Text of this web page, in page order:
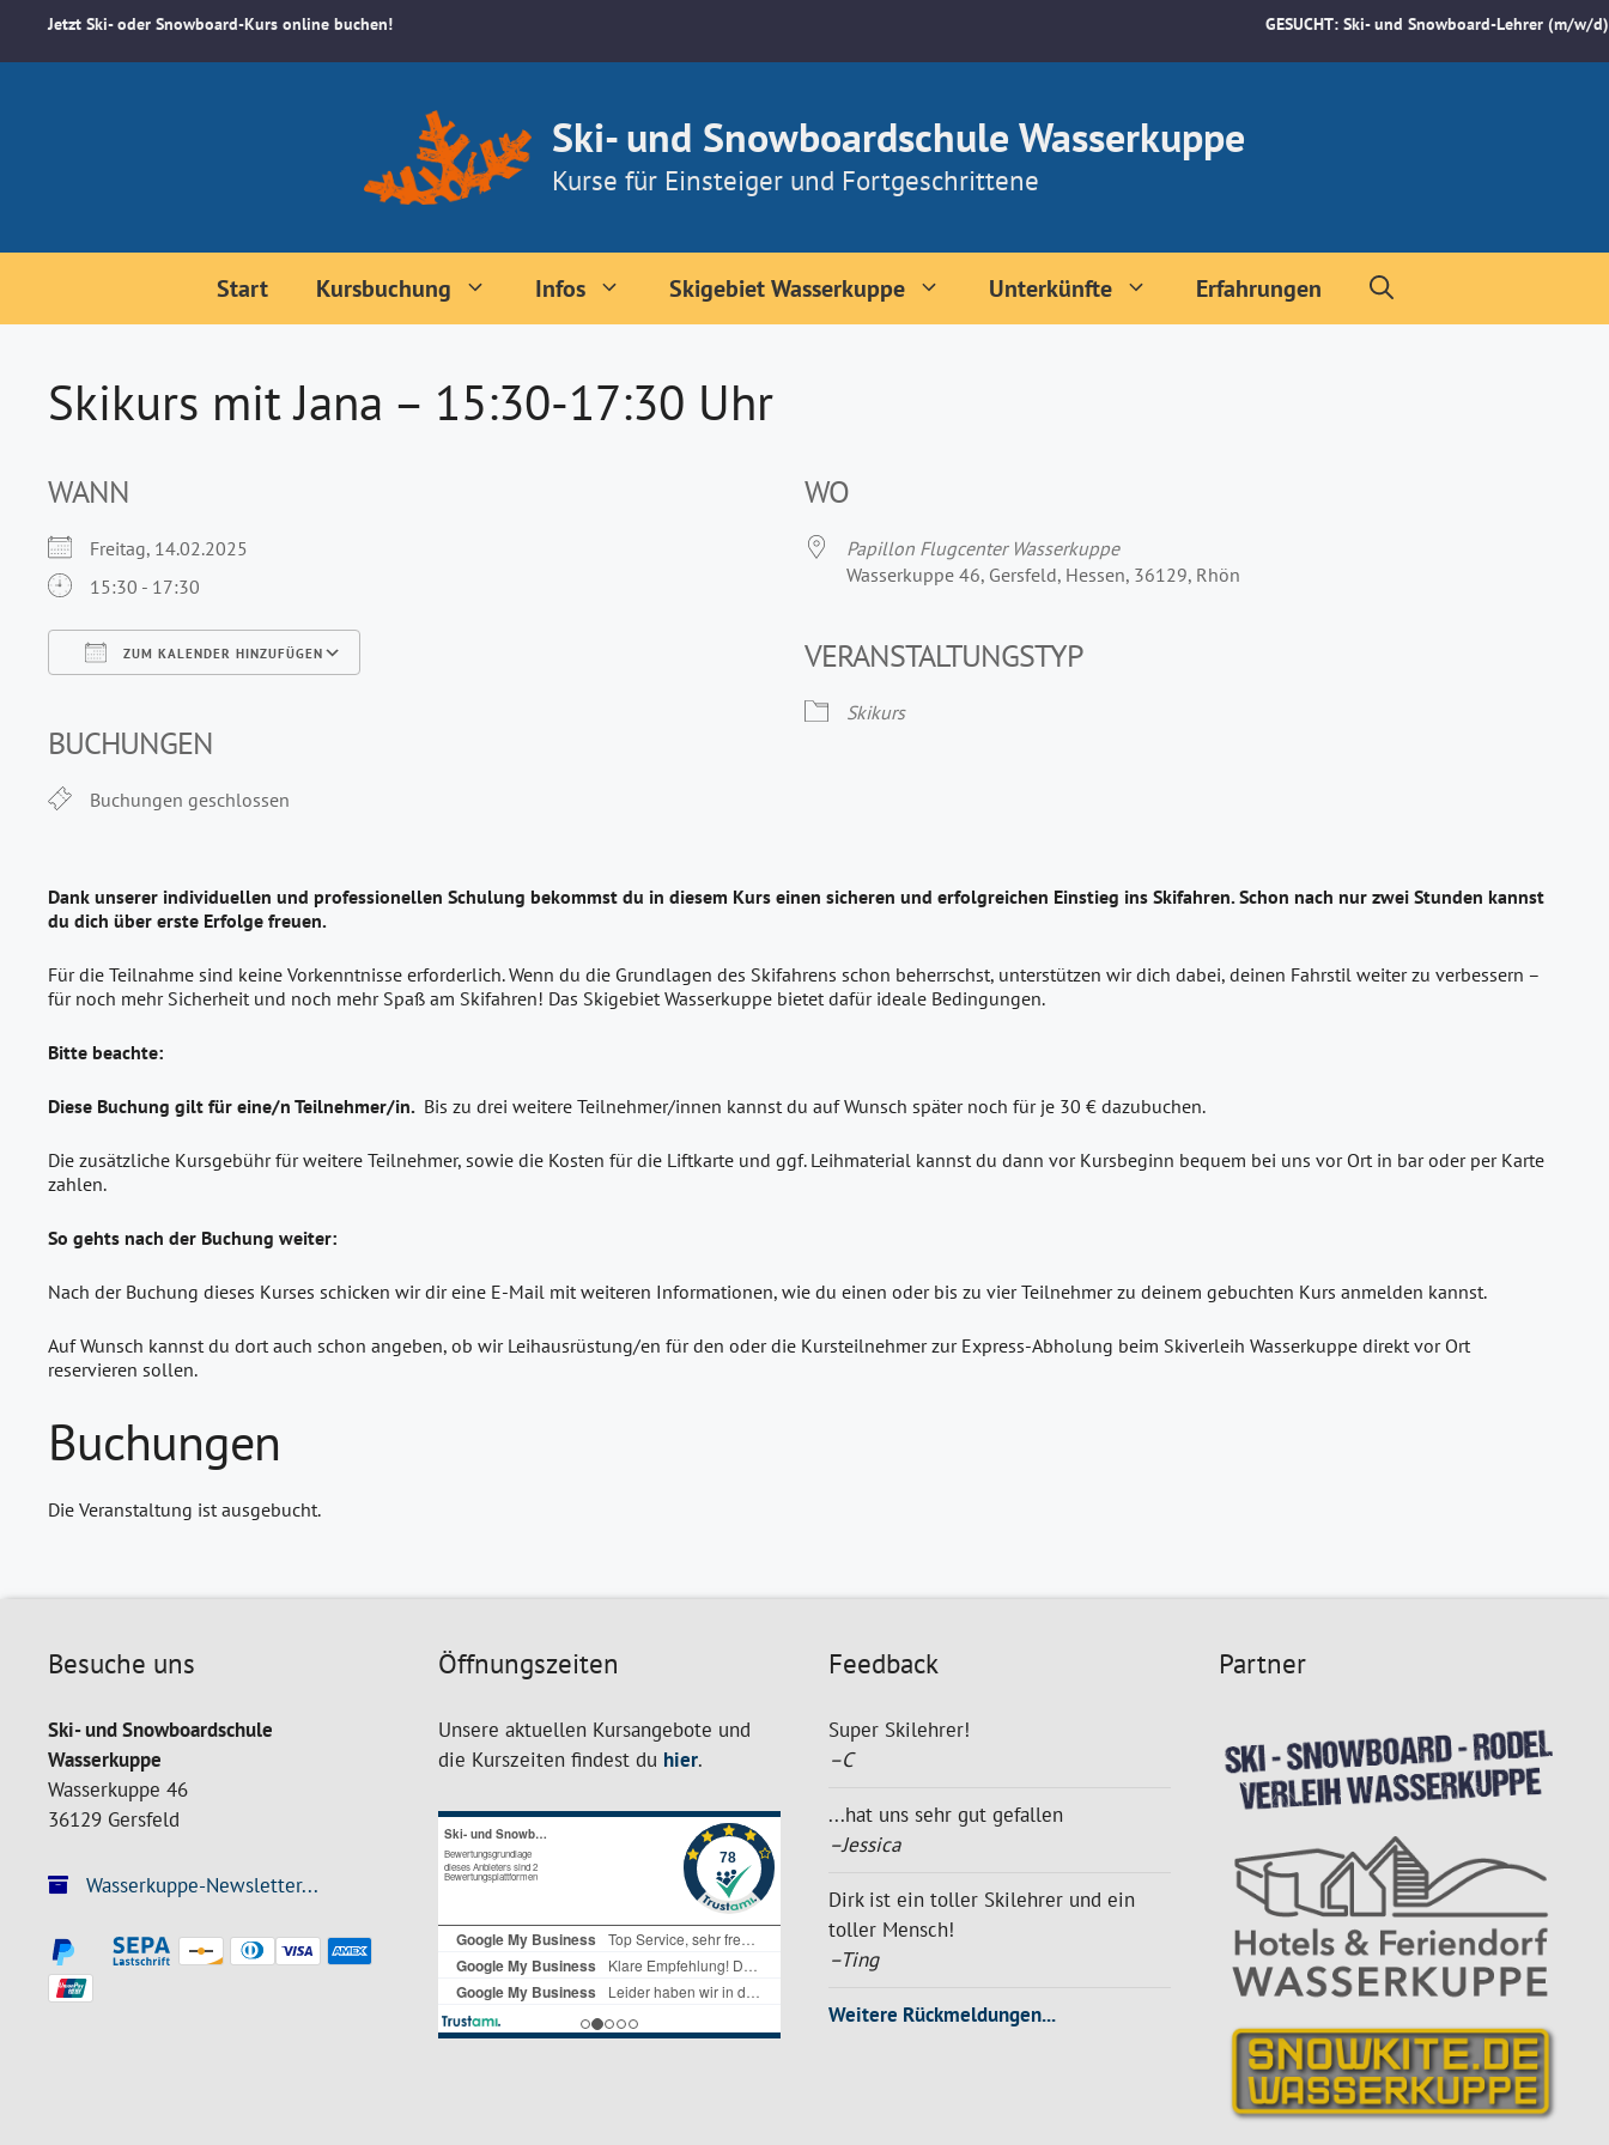
GESUCHT: Ski- und Snowboard-Lehrer (m/w/d)
Jetzt Ski- oder Snowboard-Kurs online buchen!
Ski- und Snowboardschule Wasserkuppe
Kurse für Einsteiger und Fortgeschrittene
Start Kursbuchung Infos Skigebiet Wasserkuppe Unterkünfte Erfahrungen
Skikurs mit Jana – 15:30-17:30 Uhr
WANN
Freitag, 14.02.2025
15:30 - 17:30
ZUM KALENDER HINZUFÜGEN
BUCHUNGEN
Buchungen geschlossen
WO
Papillon Flugcenter Wasserkuppe
Wasserkuppe 46, Gersfeld, Hessen, 36129, Rhön
VERANSTALTUNGSTYP
Skikurs
Dank unserer individuellen und professionellen Schulung bekommst du in diesem Kurs einen sicheren und erfolgreichen Einstieg ins Skifahren. Schon nach nur zwei Stunden kannst
du dich über erste Erfolge freuen.
Für die Teilnahme sind keine Vorkenntnisse erforderlich. Wenn du die Grundlagen des Skifahrens schon beherrschst, unterstützen wir dich dabei, deinen Fahrstil weiter zu verbessern –
für noch mehr Sicherheit und noch mehr Spaß am Skifahren! Das Skigebiet Wasserkuppe bietet dafür ideale Bedingungen.
Bitte beachte:
Diese Buchung gilt für eine/n Teilnehmer/in. Bis zu drei weitere Teilnehmer/innen kannst du auf Wunsch später noch für je 30 € dazubuchen.
Die zusätzliche Kursgebühr für weitere Teilnehmer, sowie die Kosten für die Liftkarte und ggf. Leihmaterial kannst du dann vor Kursbeginn bequem bei uns vor Ort in bar oder per Karte
zahlen.
So gehts nach der Buchung weiter:
Nach der Buchung dieses Kurses schicken wir dir eine E-Mail mit weiteren Informationen, wie du einen oder bis zu vier Teilnehmer zu deinem gebuchten Kurs anmelden kannst.
Auf Wunsch kannst du dort auch schon angeben, ob wir Leihausrüstung/en für den oder die Kursteilnehmer zur Express-Abholung beim Skiverleih Wasserkuppe direkt vor Ort
reservieren sollen.
Buchungen
Die Veranstaltung ist ausgebucht.
Besuche uns
Ski- und Snowboardschule
Wasserkuppe
Wasserkuppe 46
36129 Gersfeld
Wasserkuppe-Newsletter...
Öffnungszeiten
Unsere aktuellen Kursangebote und
die Kurszeiten findest du hier.
Feedback
Super Skilehrer!
–C
...hat uns sehr gut gefallen
–Jessica
Dirk ist ein toller Skilehrer und ein
toller Mensch!
–Ting
Weitere Rückmeldungen...
Partner